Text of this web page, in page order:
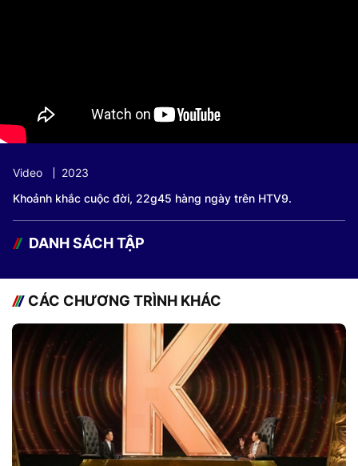
Video
2023
Khoảnh khắc cuộc đời, 22g45 hàng ngày trên HTV9.
DANH SÁCH TẬP
CÁC CHƯƠNG TRÌNH KHÁC